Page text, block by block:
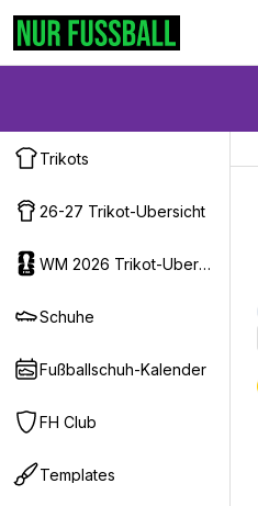
Trikots
26-27 Trikot-Ubersicht
WM 2026 Trikot-Ubersicht
Schuhe
Fußballschuh-Kalender
FH Club
Templates